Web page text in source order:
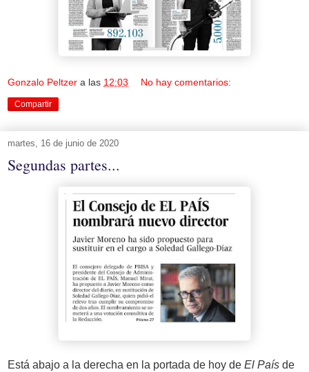
Gonzalo Peltzer a las 12:03 No hay comentarios:
Compartir
martes, 16 de junio de 2020
Segundas partes...
Está abajo a la derecha en la portada de hoy de El País de